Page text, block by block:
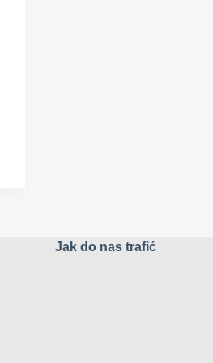
Jak do nas trafić